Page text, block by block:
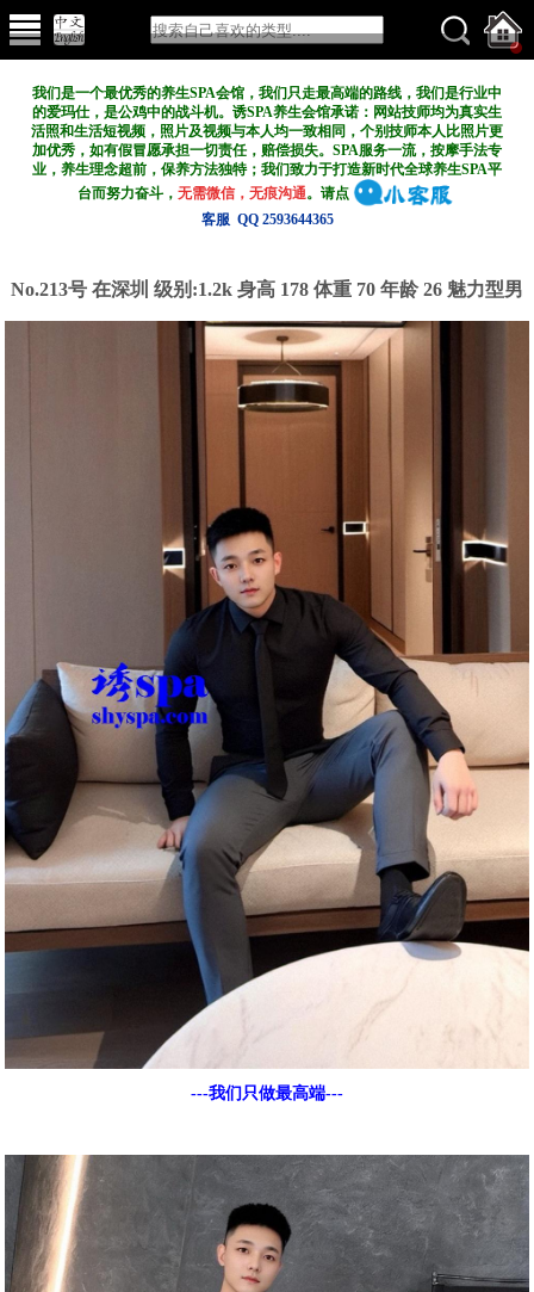
我们是一个最优秀的养生SPA会馆，我们只走最高端的路线，我们是行业中
的爱玛仕，是公鸡中的战斗机。诱SPA养生会馆承诺：网站技师均为真实生
活照和生活短视频，照片及视频与本人均一致相同，个别技师本人比照片更
加优秀，如有假冒愿承担一切责任，赔偿损失。SPA服务一流，按摩手法专
业，养生理念超前，保养方法独特；我们致力于打造新时代全球养生SPA平
台而努力奋斗，无需微信，无痕沟通。请点
客服 QQ 2593644365
No.213号 在深圳 级别:1.2k 身高 178 体重 70 年龄 26 魅力型男
---我们只做最高端---